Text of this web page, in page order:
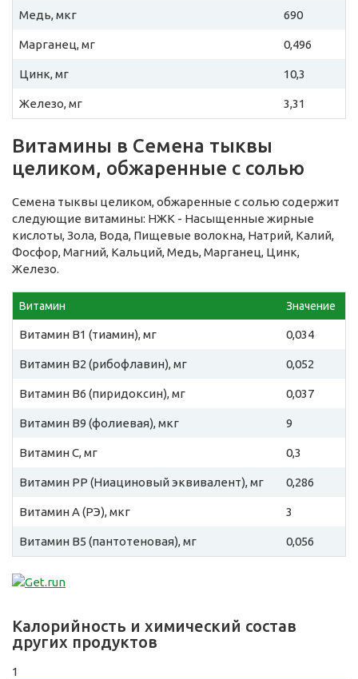
Медь, мкг 690
Марганец, мг 0,496
Цинк, мг 10,3
Железо, мг 3,31
Витамины в Семена тыквы
целиком, обжаренные с солью
Семена тыквы целиком, обжаренные с солью содержит
следующие витамины: НЖК - Насыщенные жирные
кислоты, Зола, Вода, Пищевые волокна, Натрий, Калий,
Фосфор, Магний, Кальций, Медь, Марганец, Цинк,
Железо.
Витамин Значение
Витамин B1 (тиамин), мг 0,034
Витамин B2 (рибофлавин), мг 0,052
Витамин B6 (пиридоксин), мг 0,037
Витамин B9 (фолиевая), мкг 9
Витамин C, мг 0,3
Витамин PP (Ниациновый эквивалент), мг 0,286
Витамин A (РЭ), мкг 3
Витамин B5 (пантотеновая), мг 0,056
Калорийность и химический состав
других продуктов
1